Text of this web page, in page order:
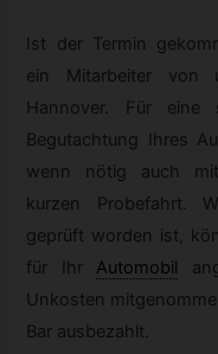
Ist der Termin
ein Mitarbeiter von
Hannover. Für eine
Begutachtung Ihres
wenn nötig auch
kurzen Probefahrt.
geprüft worden ist,
für Ihr
Automobil
Unkosten
Bar ausbezahlt.